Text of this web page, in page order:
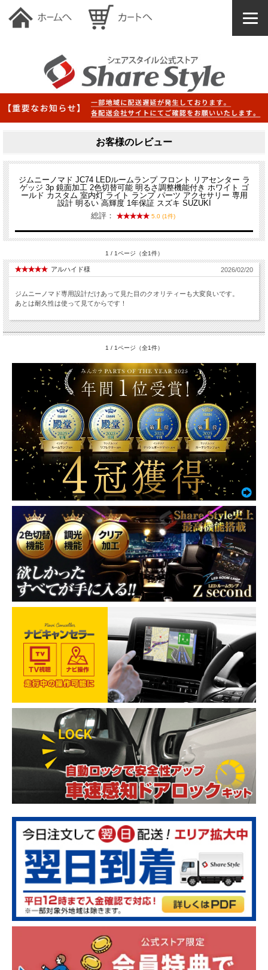
お客様のレビュー
ジムニーノマド JC74 LEDルームランプ フロント リアセンター ラ
ゲッジ 3p 鏡面加工 2色切替可能 明るさ調整機能付き ホワイト ゴ
ールド カスタム 室内灯 ライト ランプ パーツ アクセサリー 専用
設計 明るい 高輝度 1年保証 スズキ SUZUKI
総評：
5.0 (1件)
1 / 1ページ（全1件）
アルハイド様 2026/02/20
ジムニーノマド専用設計だけあって見た目のクオリティーも大変良いです。
あとは耐久性は使って見てからです！
1 / 1ページ（全1件）